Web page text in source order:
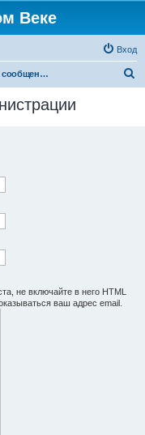
Веке
Вход
Отправить сообщение администрации
не включайте в него HTML
ваш адрес email.